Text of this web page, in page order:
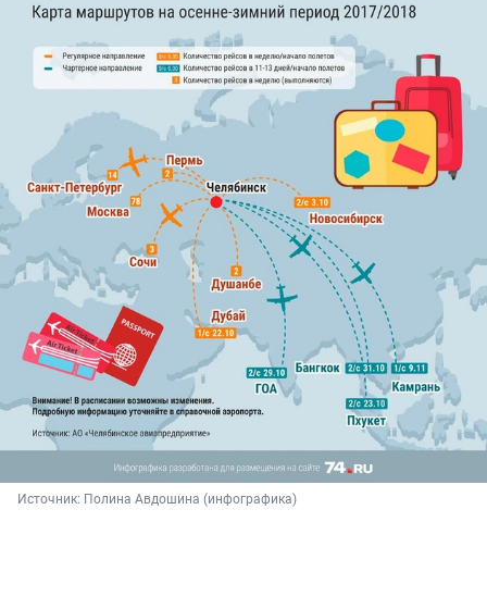
Источник: Полина Авдошина (инфографика)